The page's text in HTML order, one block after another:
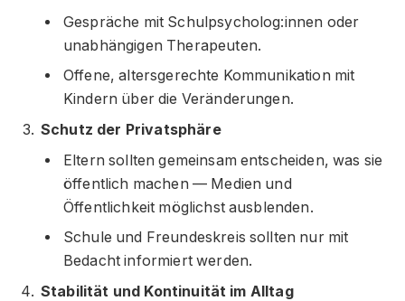
Gespräche mit Schulpsycholog:innen oder
unabhängigen Therapeuten.
Offene, altersgerechte Kommunikation mit
Kindern über die Veränderungen.
Schutz der Privatsphäre
Eltern sollten gemeinsam entscheiden, was sie
öffentlich machen — Medien und
Öffentlichkeit möglichst ausblenden.
Schule und Freundeskreis sollten nur mit
Bedacht informiert werden.
Stabilität und Kontinuität im Alltag